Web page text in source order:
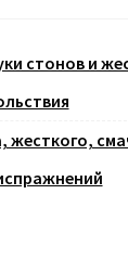
стонов и
жесткого,